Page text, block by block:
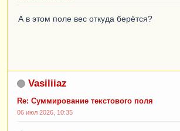
А в этом поле вес откуда берётся?
Vasiliiaz
Re: Суммирование текстового поля
06 июл 2026, 10:35